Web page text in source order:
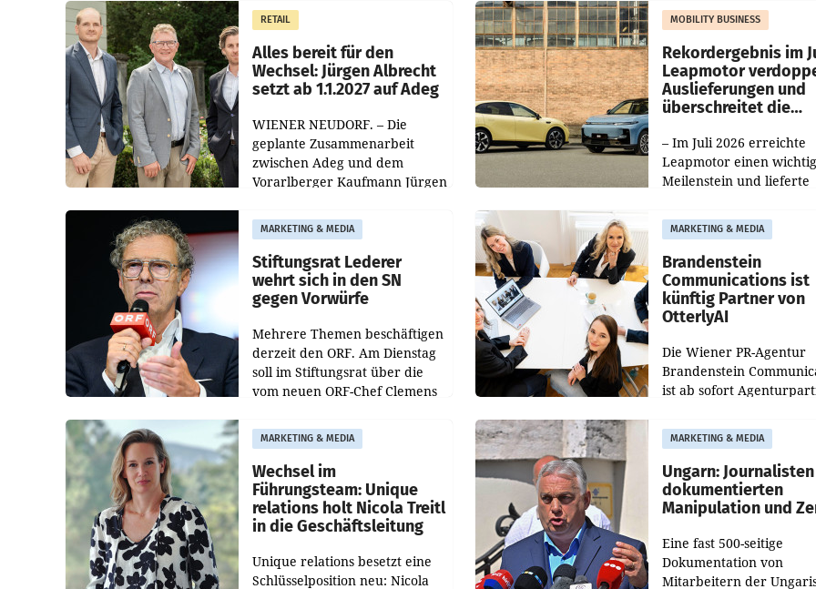
Müller die Initiative „Kreislauf-
Helden“ in allen
österreichischen Müller-Filialen
Die beiden Standorte
Haag sowie im rund
RETAIL
Alles bereit für den
Wechsel: Jürgen Albrecht
setzt ab 1.1.2027 auf Adeg
WIENER NEUDORF. – Die
geplante Zusammenarbeit
zwischen Adeg und dem
Vorarlberger Kaufmann Jürgen
freigegeben: Die
Bundeswettbewerbsbehörde
und der Bundeskartellanwalt
MOBILITY BUSINESS
Rekordergebnis im
Leapmotor
Auslieferungen und
überschreitet die
– Im Juli 2026 erreichte
Leapmotor einen
Meilenstein und lieferte
aus, womit sich das
gegenüber Juli 2025
verdoppelte (+102
MARKETING & MEDIA
Stiftungsrat Lederer
wehrt sich in den SN
gegen Vorwürfe
Mehrere Themen beschäftigen
derzeit den ORF. Am Dienstag
soll im Stiftungsrat über die
vom neuen ORF-Chef Clemens
Besetzungen für die
Direktionen abgestimmt
werden.
MARKETING & MEDIA
Brandenstein
Communications ist
künftig Partner von
OtterlyAI
Die Wiener PR-Agentur
Brandenstein
ist ab sofort
Optimierungsplattform
OtterlyAI. Damit baut die
Agentur ihr
MARKETING & MEDIA
Wechsel im
Führungsteam: Unique
relations holt Nicola Treitl
in die Geschäftsleitung
Unique relations besetzt eine
Schlüsselposition neu: Nicola
MARKETING & MEDIA
Ungarn: Journalisten
dokumentierten
Manipulation und
Eine fast 500-seitige
Dokumentation von
Mitarbeitern der